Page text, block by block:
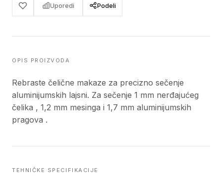
Uporedi Podeli
OPIS PROIZVODA
Rebraste čelične makaze za precizno sečenje
aluminijumskih lajsni. Za sečenje 1 mm nerđajućeg
čelika , 1,2 mm mesinga i 1,7 mm aluminijumskih
pragova .
TEHNIČKE SPECIFIKACIJE